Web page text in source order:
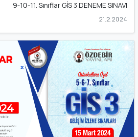
9-10-11. Sınıflar GİS 3 DENEME SINAVI
21.2.2024